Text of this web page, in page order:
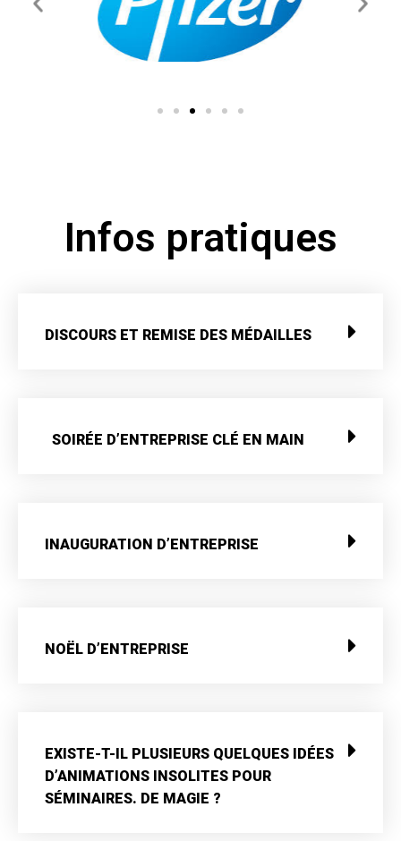
Infos pratiques
DISCOURS ET REMISE DES MÉDAILLES
SOIRÉE D’ENTREPRISE CLÉ EN MAIN
INAUGURATION D’ENTREPRISE
NOËL D’ENTREPRISE
EXISTE-T-IL PLUSIEURS QUELQUES IDÉES
D’ANIMATIONS INSOLITES POUR
SÉMINAIRES. DE MAGIE ?